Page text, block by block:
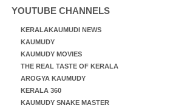
YOUTUBE CHANNELS
KERALAKAUMUDI NEWS
KAUMUDY
KAUMUDY MOVIES
THE REAL TASTE OF KERALA
AROGYA KAUMUDY
KERALA 360
KAUMUDY SNAKE MASTER